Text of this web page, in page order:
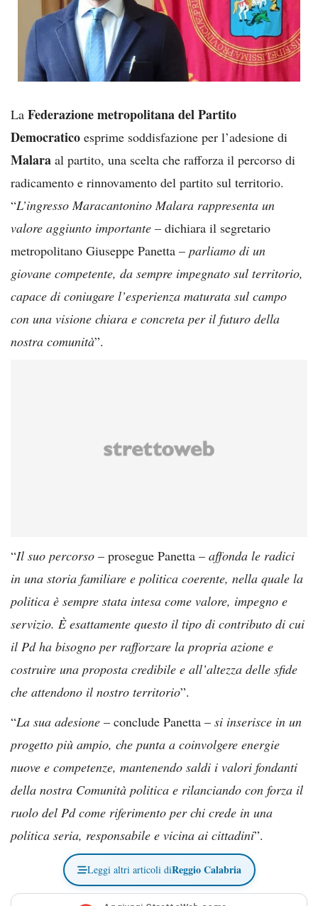
La Federazione metropolitana del Partito
Democratico esprime soddisfazione per l’adesione di
Malara al partito, una scelta che rafforza il percorso di
radicamento e rinnovamento del partito sul territorio.
“L’ingresso Maracantonino Malara rappresenta un
valore aggiunto importante – dichiara il segretario
metropolitano Giuseppe Panetta – parliamo di un
giovane competente, da sempre impegnato sul territorio,
capace di coniugare l’esperienza maturata sul campo
con una visione chiara e concreta per il futuro della
nostra comunità”.
“Il suo percorso – prosegue Panetta – affonda le radici
in una storia familiare e politica coerente, nella quale la
politica è sempre stata intesa come valore, impegno e
servizio. È esattamente questo il tipo di contributo di cui
il Pd ha bisogno per rafforzare la propria azione e
costruire una proposta credibile e all’altezza delle sfide
che attendono il nostro territorio”.
“La sua adesione – conclude Panetta – si inserisce in un
progetto più ampio, che punta a coinvolgere energie
nuove e competenze, mantenendo saldi i valori fondanti
della nostra Comunità politica e rilanciando con forza il
ruolo del Pd come riferimento per chi crede in una
politica seria, responsabile e vicina ai cittadini”.
Leggi altri articoli diReggio Calabria